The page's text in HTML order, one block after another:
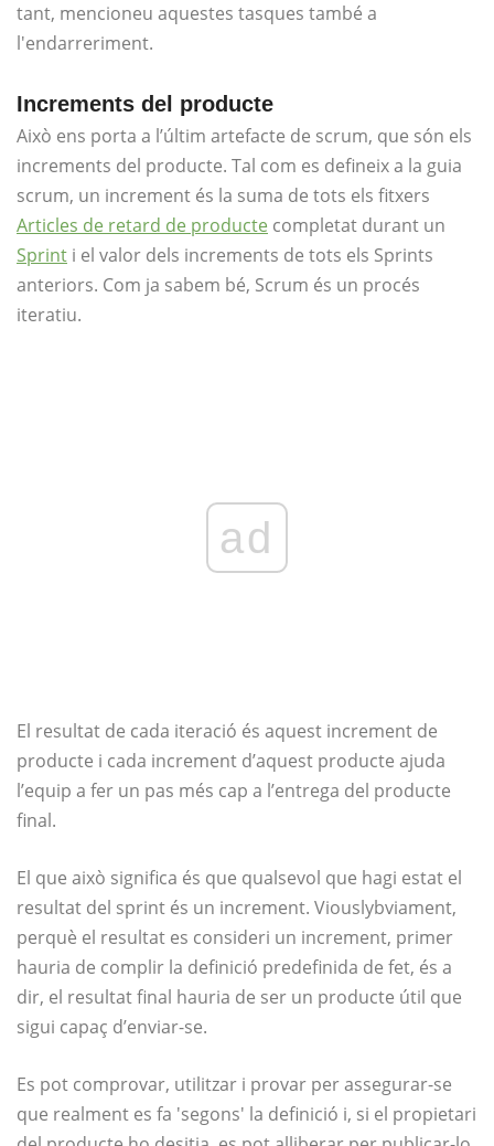
tant, mencioneu aquestes tasques també a
l'endarreriment.
Increments del producte
Això ens porta a l’últim artefacte de scrum, que són els
increments del producte. Tal com es defineix a la guia
scrum, un increment és la suma de tots els fitxers
Articles de retard de producte completat durant un
Sprint i el valor dels increments de tots els Sprints
anteriors. Com ja sabem bé, Scrum és un procés
iteratiu.
ad
El resultat de cada iteració és aquest increment de
producte i cada increment d’aquest producte ajuda
l’equip a fer un pas més cap a l’entrega del producte
final.
El que això significa és que qualsevol que hagi estat el
resultat del sprint és un increment. Viouslybviament,
perquè el resultat es consideri un increment, primer
hauria de complir la definició predefinida de fet, és a
dir, el resultat final hauria de ser un producte útil que
sigui capaç d’enviar-se.
Es pot comprovar, utilitzar i provar per assegurar-se
que realment es fa 'segons' la definició i, si el propietari